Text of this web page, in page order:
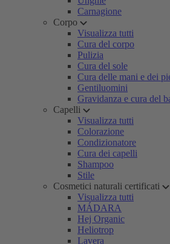
Carnagione
Corpo
Visualizza tutti
Cura del corpo
Pulizia
Cura del sole
Cura delle mani e dei
Gentiluomini
Gravidanza e cura del
Capelli
Visualizza tutti
Colorazione
Condizionatore
Cura dei capelli
Shampoo
Stile
Cosmetici naturali certificati
Visualizza tutti
MÁDARA
Hej Organic
Heliotrop
Lavera